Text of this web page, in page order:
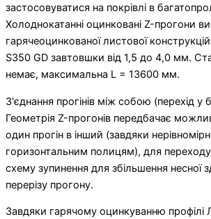
застосовуватися на покрівлі в
Холоднокатанні оцинковані Z-прогони
гарячеоцинкованої листової
S350 GD завтовшки від 1,5 до 4,0 мм.
немає, максимальна L = 13600 мм.
З'єднання прогінів між собою (перехід у
Геометрія Z-прогонів передбачає
один прогін в інший (завдяки
горизонтальним полицям), для переходу
схему зупинення для збільшення несної
перерізу прогону.
Завдяки гарячому оцинкуванню